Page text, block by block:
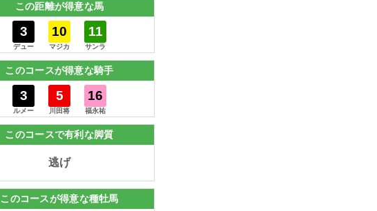
この距離が得意な馬
3
デュー
10
マジカ
11
サンラ
このコースが得意な騎手
3
ルメー
5
川田将
16
福永祐
このコースで有利な脚質
逃げ
このコースが得意な種牡馬